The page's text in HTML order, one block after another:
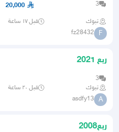
3
20,000
تبوك قبل ١٧ ساعة
F
fz28432
ربع 2021
3
تبوك
قبل ٢٠ ساعة
A
asdfy13
ربع2008